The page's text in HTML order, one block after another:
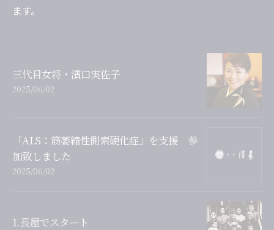
ます。
三代目女将・濱口実佐子
2025/06/02
「ALS：筋萎縮性側索硬化症」を支援 参
加致しました
2025/06/02
1.長屋でスタート